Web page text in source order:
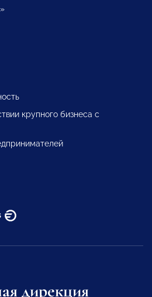
крупного бизнеса с
дирекция